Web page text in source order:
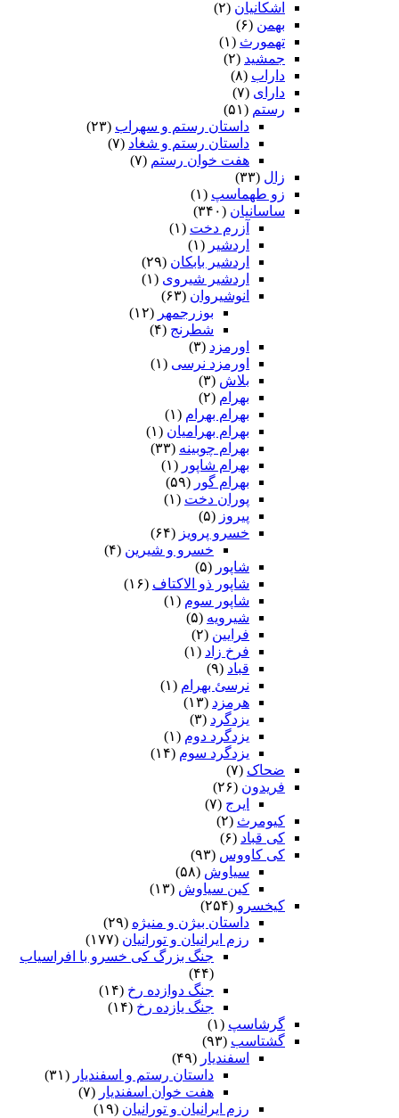
اشکانیان (۲)
بهمن (۶)
تهمورث (۱)
جمشید (۲)
داراب (۸)
دارای (۷)
رستم (۵۱)
داستان رستم و سهراب (۲۳)
داستان رستم و شغاد (۷)
هفت خوان رستم‏ (۷)
زال (۳۳)
زو طهماسپ‏ (۱)
ساسانیان (۳۴۰)
آزرم دخت (۱)
اردشیر (۱)
اردشیر بابکان (۲۹)
اردشیر شیروی (۱)
انوشیروان (۶۳)
بوزرجمهر (۱۲)
شطرنج (۴)
اورمزد (۳)
اورمزد نرسى‏ (۱)
بلاش (۳)
بهرام (۲)
بهرام بهرام (۱)
بهرام بهرامیان‏ (۱)
بهرام چوبینه (۳۳)
بهرام شاپور (۱)
بهرام گور (۵۹)
پوران دخت (۱)
پیروز (۵)
خسرو پرویز (۶۴)
خسرو و شیرین (۴)
شاپور (۵)
شاپور ذو الاکتاف (۱۶)
شاپور سوم‏ (۱)
شیرویه (۵)
فرایین (۲)
فرخ زاد (۱)
قباد (۹)
نرسئ بهرام‏ (۱)
هرمزد (۱۳)
یزدگرد (۳)
یزدگرد دوم (۱)
یزدگرد سوم (۱۴)
ضحاک (۷)
فریدون (۲۶)
ایرج (۷)
کیومرث (۲)
کی قباد (۶)
کی کاووس (۹۳)
سیاوش (۵۸)
کین سیاوش (۱۳)
کیخسرو (۲۵۴)
داستان بیژن و منیژه (۲۹)
رزم ایرانیان و تورانیان (۱۷۷)
جنگ بزرگ کی خسرو با افراسیاب
(۴۴)
جنگ دوازده رخ (۱۴)
جنگ یازده رخ (۱۴)
گرشاسپ (۱)
گشتاسب (۹۳)
اسفندیار (۴۹)
داستان رستم و اسفندیار (۳۱)
هفت خوان اسفندیار (۷)
رزم ایرانیان و تورانیان (۱۹)